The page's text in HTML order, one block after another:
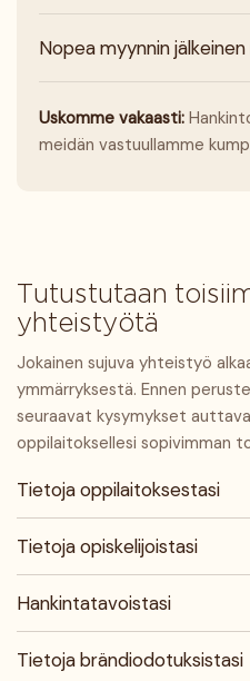
Nopea myynnin
Uskomme vakaasti:
meidän vastuullamme
Tutustutaan
yhteistyötä
Jokainen sujuva yhteistyö
ymmärryksestä. Ennen
seuraavat kysymykset
oppilaitoksellesi sopivimman
Tietoja oppilaitoksestasi
Tietoja opiskelijoistasi
Hankintatavoistasi
Tietoja brändiodotuksistasi